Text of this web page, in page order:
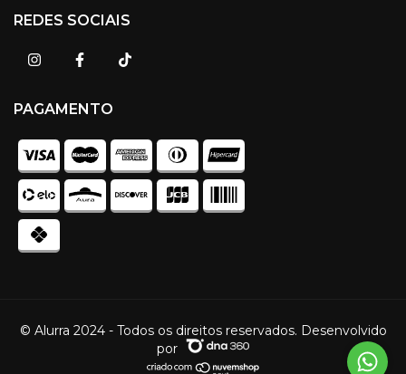
REDES SOCIAIS
PAGAMENTO
© Alurra 2024 - Todos os direitos reservados. Desenvolvido
por